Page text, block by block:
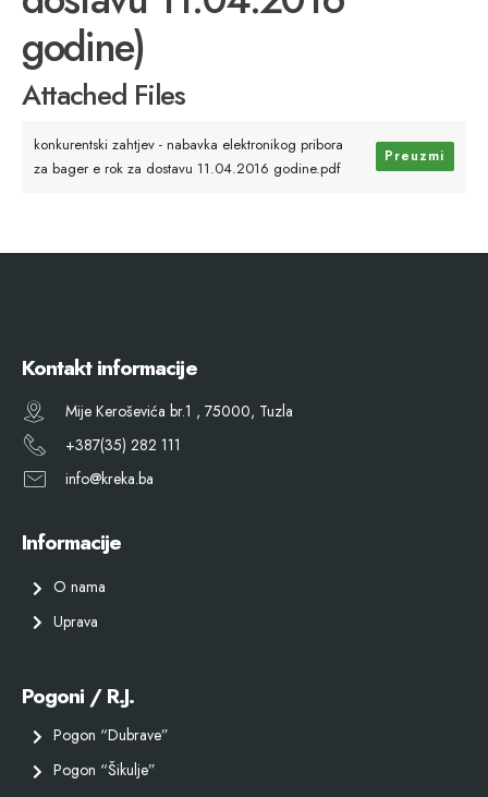
godine)
Attached Files
konkurentski zahtjev - nabavka elektronikog pribora
za bager e rok za dostavu 11.04.2016 godine.pdf
Preuzmi
Kontakt informacije
Mije Keroševića br.1 , 75000, Tuzla
+387(35) 282 111
info@kreka.ba
Informacije
O nama
Uprava
Pogoni / R.J.
Pogon “Dubrave”
Pogon “Šikulje”